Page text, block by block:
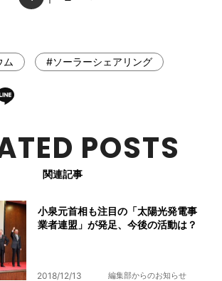
ム #ソーラーシェアリング
POSTS
関連記事
小泉元首相も注目の「太陽光発電事
業者連盟」が発足、今後の活動は？
2018/12/13 編集部からのお知らせ